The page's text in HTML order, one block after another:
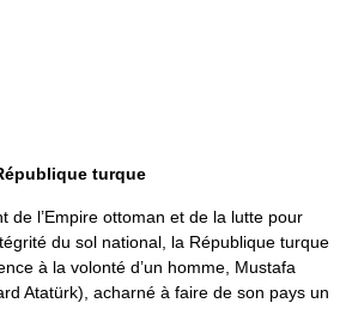
turque
de l’Empire ottoman et de la lutte pour
du sol national, la République turque
à la volonté d’un homme, Mustafa
Atatürk), acharné à faire de son pays un